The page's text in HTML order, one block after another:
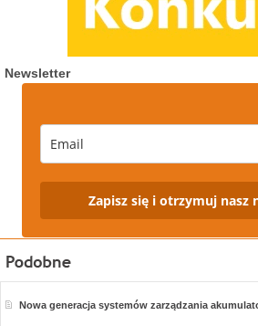
Newsletter
Zapisz się i otrzymuj nasz
Nowa generacja systemów zarządzania